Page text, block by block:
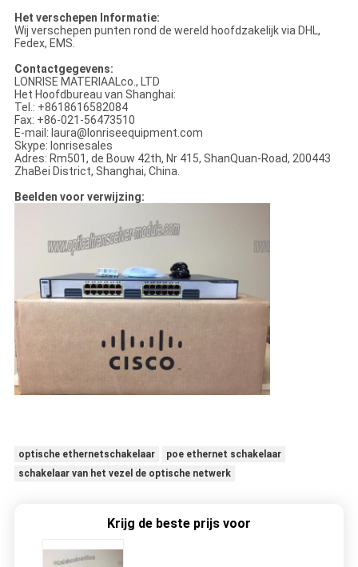
Het verschepen Informatie:
Wij verschepen punten rond de wereld hoofdzakelijk via DHL,
Fedex, EMS.
Contactgegevens:
LONRISE MATERIAALco., LTD
Het Hoofdbureau van Shanghai:
Tel.: +8618616582084
Fax: +86-021-56473510
E-mail: laura@lonriseequipment.com
Skype: lonrisesales
Adres: Rm501, de Bouw 42th, Nr 415, ShanQuan-Road, 200443
ZhaBei District, Shanghai, China.
Beelden voor verwijzing:
optische ethernetschakelaar
poe ethernet schakelaar
schakelaar van het vezel de optische netwerk
Krijg de beste prijs voor